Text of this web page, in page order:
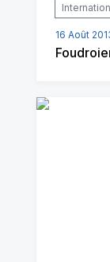
16 Août